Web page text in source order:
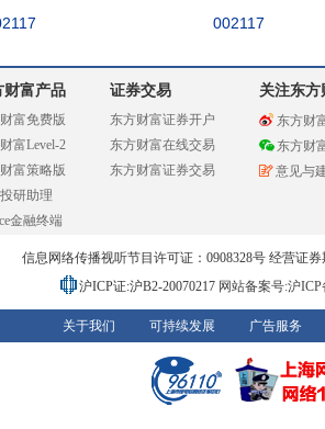
002117
财富产品
富免费版
富Level-2
富策略版
研助理
金融终端
证券交易
东方财富证券开户
东方财富在线交易
东方财富证券交易
关注东方
东方财
东方财
意见与
信息网络传播视听节目许可证：0908328号 经营证
沪ICP证:沪B2-20070217 网站备案号:沪
关于我们 可持续发展 广告服务